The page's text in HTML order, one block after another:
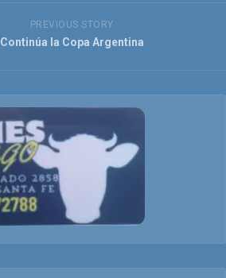
PREVIOUS STORY
Continúa la Copa Argentina